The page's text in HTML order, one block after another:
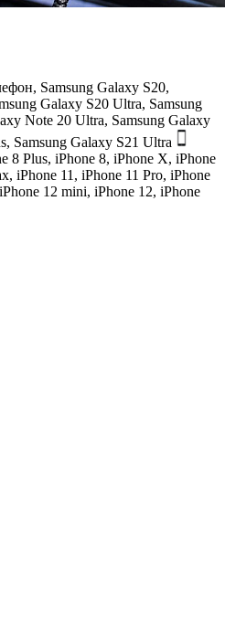
Samsung Galaxy S20,
Galaxy S20 Ultra, Samsung
Note 20 Ultra, Samsung Galaxy
Samsung Galaxy S21 Ultra
8 Plus, iPhone 8, iPhone X, iPhone
iPhone 11, iPhone 11 Pro, iPhone
12 mini, iPhone 12, iPhone